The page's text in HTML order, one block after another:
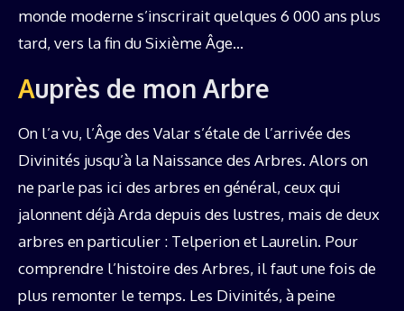
monde moderne s’inscrirait quelques 6 000 ans plus
tard, vers la fin du Sixième Âge…
Auprès de mon Arbre
On l’a vu, l’Âge des Valar s’étale de l’arrivée des
Divinités jusqu’à la Naissance des Arbres. Alors on
ne parle pas ici des arbres en général, ceux qui
jalonnent déjà Arda depuis des lustres, mais de deux
arbres en particulier : Telperion et Laurelin. Pour
comprendre l’histoire des Arbres, il faut une fois de
plus remonter le temps. Les Divinités, à peine